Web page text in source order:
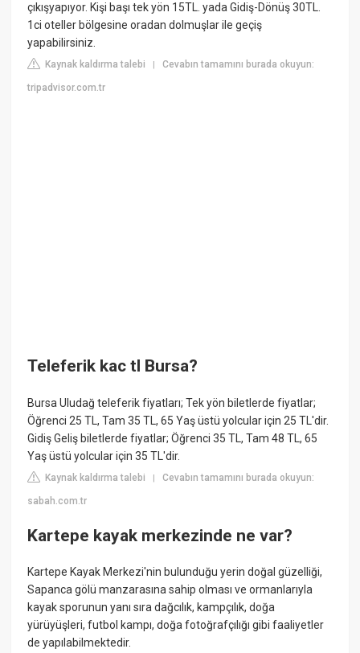
çıkışyapıyor. Kişi başı tek yön 15TL. yada Gidiş-Dönüş 30TL.
1ci oteller bölgesine oradan dolmuşlar ile geçiş
yapabilirsiniz.
Kaynak kaldırma talebi |Cevabın tamamını burada okuyun:
tripadvisor.com.tr
Teleferik kac tl Bursa?
Bursa Uludağ teleferik fiyatları; Tek yön biletlerde fiyatlar;
Öğrenci 25 TL, Tam 35 TL, 65 Yaş üstü yolcular için 25 TL'dir.
Gidiş Geliş biletlerde fiyatlar; Öğrenci 35 TL, Tam 48 TL, 65
Yaş üstü yolcular için 35 TL'dir.
Kaynak kaldırma talebi |Cevabın tamamını burada okuyun:
sabah.com.tr
Kartepe kayak merkezinde ne var?
Kartepe Kayak Merkezi'nin bulunduğu yerin doğal güzelliği,
Sapanca gölü manzarasına sahip olması ve ormanlarıyla
kayak sporunun yanı sıra dağcılık, kampçılık, doğa
yürüyüşleri, futbol kampı, doğa fotoğrafçılığı gibi faaliyetler
de yapılabilmektedir.